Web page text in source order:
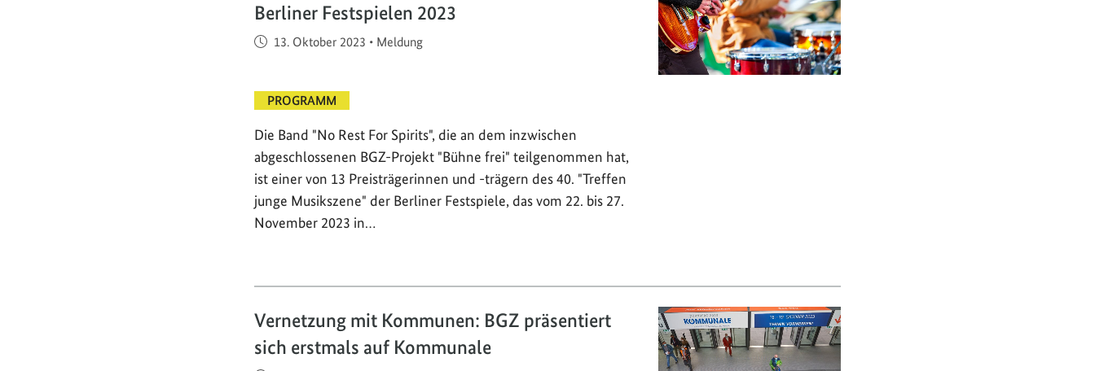
Berliner Festspielen 2023
Veröffentlicht am
13. Oktober 2023 • Meldung
PROGRAMM
Die Band "No Rest For Spirits", die an dem inzwischen
abgeschlossenen BGZ-Projekt "Bühne frei" teilgenommen hat,
ist einer von 13 Preisträgerinnen und -trägern des 40. "Treffen
junge Musikszene" der Berliner Festspiele, das vom 22. bis 27.
November 2023 in…
Vernetzung mit Kommunen: BGZ präsentiert
sich erstmals auf Kommunale